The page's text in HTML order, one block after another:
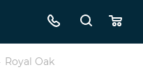
Royal Oak